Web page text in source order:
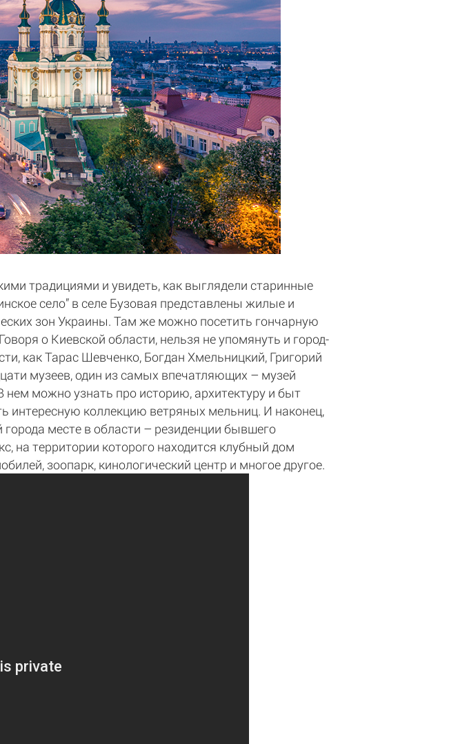
традициями и увидеть, как выглядели старинные
село” в селе Бузовая представлены жилые и
зон Украины. Там же можно посетить гончарную
о Киевской области, нельзя не упомянуть и город-
как Тарас Шевченко, Богдан Хмельницкий, Григорий
музеев, один из самых впечатляющих – музей
можно узнать про историю, архитектуру и быт
интересную коллекцию ветряных мельниц. И наконец,
месте в области – резиденции бывшего
на территории которого находится клубный дом
зоопарк, кинологический центр и многое другое.